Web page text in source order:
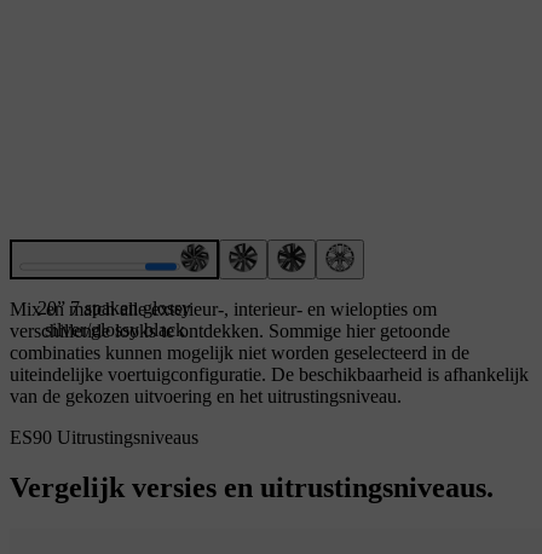
20” 7 spaken glossy
silver/glossy black
Mix en match alle exterieur-, interieur- en wielopties om
verschillende looks te ontdekken. Sommige hier getoonde
combinaties kunnen mogelijk niet worden geselecteerd in de
uiteindelijke voertuigconfiguratie. De beschikbaarheid is afhankelijk
van de gekozen uitvoering en het uitrustingsniveau.
ES90 Uitrustingsniveaus
Vergelijk versies en uitrustingsniveaus.